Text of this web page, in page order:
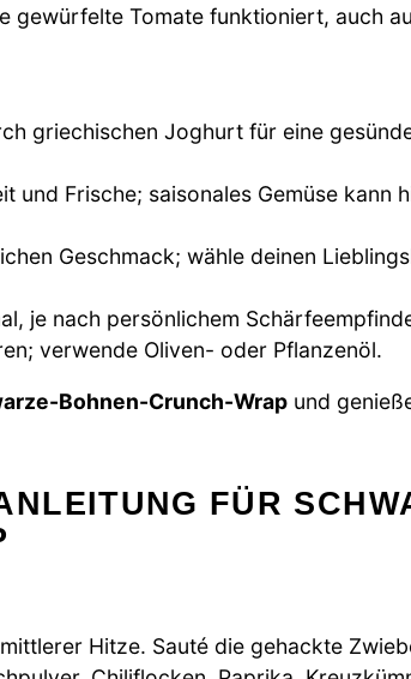
gewürfelte Tomate funktioniert, auch
griechischen Joghurt für eine
und Frische; saisonales Gemüse kann
Geschmack; wähle deinen
je nach persönlichem
verwende Oliven- oder Pflanzenöl.
Bohnen-Crunch-Wrap und
FÜR
Hitze. Sauté die gehackte